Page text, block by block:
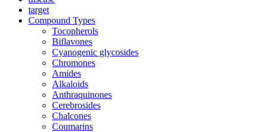
target
Compound Types
Tocopherols
Biflavones
Cyanogenic glycosides
Chromones
Amides
Alkaloids
Anthraquinones
Cerebrosides
Chalcones
Coumarins